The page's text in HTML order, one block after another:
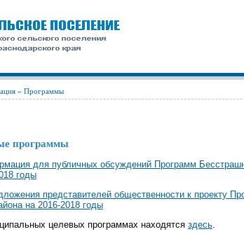
» Программы
программы
для публичных обсуждений Программ
годы
представителей общественности к проекту
на 2016-2018 годы
целевых программах находятся здесь.